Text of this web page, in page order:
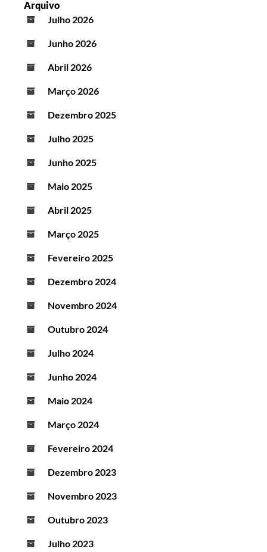
Arquivo
Julho 2026
Junho 2026
Abril 2026
Março 2026
Dezembro 2025
Julho 2025
Junho 2025
Maio 2025
Abril 2025
Março 2025
Fevereiro 2025
Dezembro 2024
Novembro 2024
Outubro 2024
Julho 2024
Junho 2024
Maio 2024
Março 2024
Fevereiro 2024
Dezembro 2023
Novembro 2023
Outubro 2023
Julho 2023